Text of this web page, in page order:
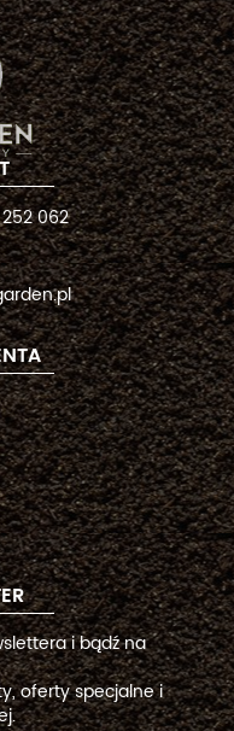
062
i bądź na
oferty specjalne i